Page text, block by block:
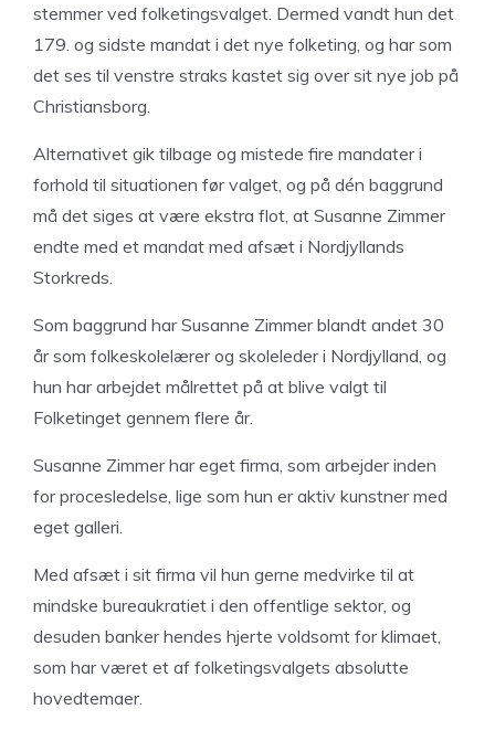
stemmer ved folketingsvalget. Dermed vandt hun det
179. og sidste mandat i det nye folketing, og har som
det ses til venstre straks kastet sig over sit nye job på
Christiansborg.
Alternativet gik tilbage og mistede fire mandater i
forhold til situationen før valget, og på dén baggrund
må det siges at være ekstra flot, at Susanne Zimmer
endte med et mandat med afsæt i Nordjyllands
Storkreds.
Som baggrund har Susanne Zimmer blandt andet 30
år som folkeskolelærer og skoleleder i Nordjylland, og
hun har arbejdet målrettet på at blive valgt til
Folketinget gennem flere år.
Susanne Zimmer har eget firma, som arbejder inden
for procesledelse, lige som hun er aktiv kunstner med
eget galleri.
Med afsæt i sit firma vil hun gerne medvirke til at
mindske bureaukratiet i den offentlige sektor, og
desuden banker hendes hjerte voldsomt for klimaet,
som har været et af folketingsvalgets absolutte
hovedtemaer.